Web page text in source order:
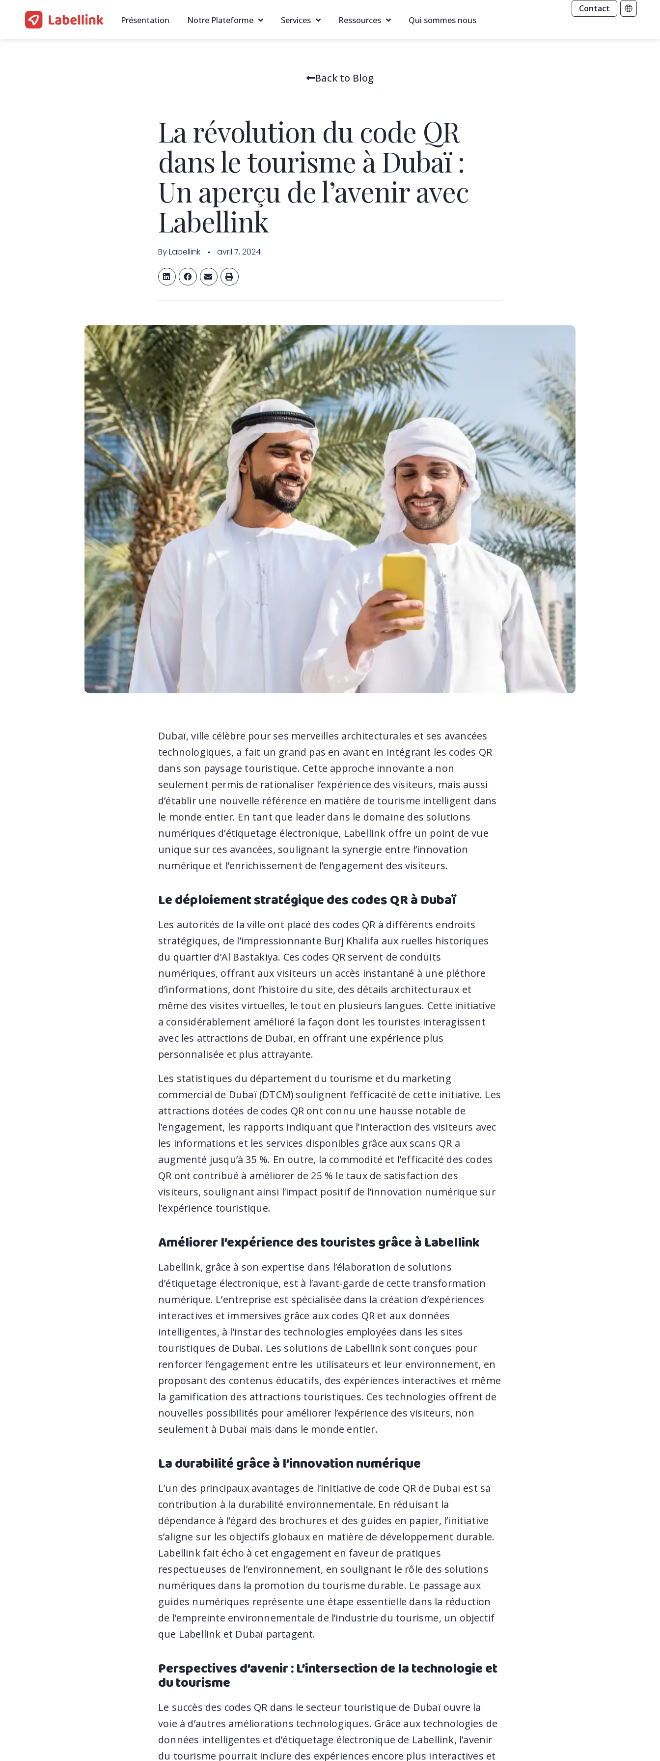
Présentation Notre Plateforme Services Ressources Qui sommes nous
Contact
Back to Blog
La révolution du code QR
dans le tourisme à Dubaï :
Un aperçu de l’avenir avec
Labellink
ByLabellink avril 7, 2024
Dubaï, ville célèbre pour ses merveilles architecturales et ses avancées
technologiques, a fait un grand pas en avant en intégrant les codes QR
dans son paysage touristique. Cette approche innovante a non
seulement permis de rationaliser l’expérience des visiteurs, mais aussi
d’établir une nouvelle référence en matière de tourisme intelligent dans
le monde entier. En tant que leader dans le domaine des solutions
numériques d’étiquetage électronique, Labellink offre un point de vue
unique sur ces avancées, soulignant la synergie entre l’innovation
numérique et l’enrichissement de l’engagement des visiteurs.
Le déploiement stratégique des codes QR à Dubaï
Les autorités de la ville ont placé des codes QR à différents endroits
stratégiques, de l’impressionnante Burj Khalifa aux ruelles historiques
du quartier d’Al Bastakiya. Ces codes QR servent de conduits
numériques, offrant aux visiteurs un accès instantané à une pléthore
d’informations, dont l’histoire du site, des détails architecturaux et
même des visites virtuelles, le tout en plusieurs langues. Cette initiative
a considérablement amélioré la façon dont les touristes interagissent
avec les attractions de Dubaï, en offrant une expérience plus
personnalisée et plus attrayante.
Les statistiques du département du tourisme et du marketing
commercial de Dubaï (DTCM) soulignent l’efficacité de cette initiative. Les
attractions dotées de codes QR ont connu une hausse notable de
l’engagement, les rapports indiquant que l’interaction des visiteurs avec
les informations et les services disponibles grâce aux scans QR a
augmenté jusqu’à 35 %. En outre, la commodité et l’efficacité des codes
QR ont contribué à améliorer de 25 % le taux de satisfaction des
visiteurs, soulignant ainsi l’impact positif de l’innovation numérique sur
l’expérience touristique.
Améliorer l’expérience des touristes grâce à Labellink
Labellink, grâce à son expertise dans l’élaboration de solutions
d’étiquetage électronique, est à l’avant-garde de cette transformation
numérique. L’entreprise est spécialisée dans la création d’expériences
interactives et immersives grâce aux codes QR et aux données
intelligentes, à l’instar des technologies employées dans les sites
touristiques de Dubaï. Les solutions de Labellink sont conçues pour
renforcer l’engagement entre les utilisateurs et leur environnement, en
proposant des contenus éducatifs, des expériences interactives et même
la gamification des attractions touristiques. Ces technologies offrent de
nouvelles possibilités pour améliorer l’expérience des visiteurs, non
seulement à Dubaï mais dans le monde entier.
La durabilité grâce à l’innovation numérique
L’un des principaux avantages de l’initiative de code QR de Dubaï est sa
contribution à la durabilité environnementale. En réduisant la
dépendance à l’égard des brochures et des guides en papier, l’initiative
s’aligne sur les objectifs globaux en matière de développement durable.
Labellink fait écho à cet engagement en faveur de pratiques
respectueuses de l’environnement, en soulignant le rôle des solutions
numériques dans la promotion du tourisme durable. Le passage aux
guides numériques représente une étape essentielle dans la réduction
de l’empreinte environnementale de l’industrie du tourisme, un objectif
que Labellink et Dubaï partagent.
Perspectives d’avenir : L’intersection de la technologie et
du tourisme
Le succès des codes QR dans le secteur touristique de Dubaï ouvre la
voie à d’autres améliorations technologiques. Grâce aux technologies de
données intelligentes et d’étiquetage électronique de Labellink, l’avenir
du tourisme pourrait inclure des expériences encore plus interactives et